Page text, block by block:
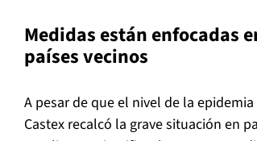
Medidas están enfocadas
países vecinos
A pesar de que el nivel de la
Castex recalcó la grave situación en